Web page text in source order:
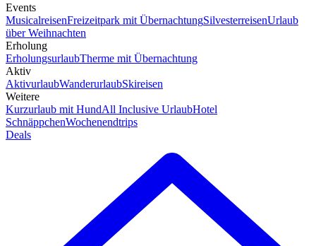
Events
MusicalreisenFreizeitpark mit ÜbernachtungSilvesterreisenUrlaub
über Weihnachten
Erholung
ErholungsurlaubTherme mit Übernachtung
Aktiv
AktivurlaubWanderurlaubSkireisen
Weitere
Kurzurlaub mit HundAll Inclusive UrlaubHotel
SchnäppchenWochenendtrips
Deals